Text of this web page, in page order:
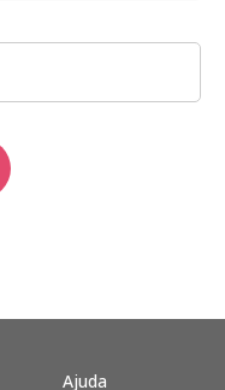
Ajuda